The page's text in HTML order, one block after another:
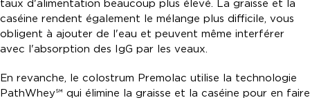
taux d'alimentation beaucoup plus élevé. La graisse et la
caséine rendent également le mélange plus difficile, vous
obligent à ajouter de l'eau et peuvent même interférer
avec l'absorption des IgG par les veaux.
En revanche, le colostrum Premolac utilise la technologie
PathWhey℠ qui élimine la graisse et la caséine pour en faire